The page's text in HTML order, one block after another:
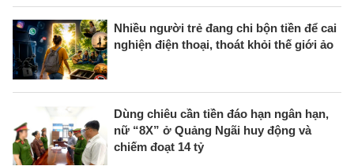
Nhiều người trẻ đang chi bộn tiền để cai
nghiện điện thoại, thoát khỏi thế giới ảo
Dùng chiêu cần tiền đáo hạn ngân hạn,
nữ “8X” ở Quảng Ngãi huy động và
chiếm đoạt 14 tỷ